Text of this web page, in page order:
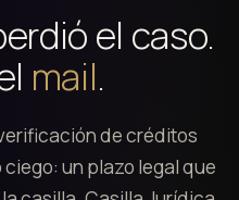
el caso.
mail.
de créditos
un plazo legal que